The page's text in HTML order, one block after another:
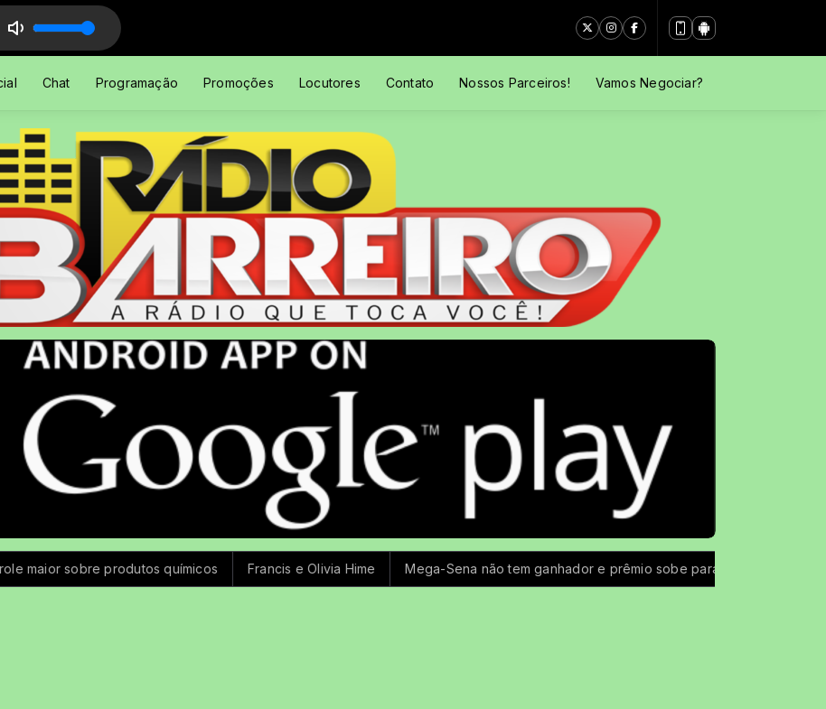
Chat Programação Promoções Locutores Contato Nossos Parceiros! Vamos Negociar?
químicos Francis e Olivia Hime Mega-Sena não tem ganhador e prêmio sobe para R$ 150 milhões Coffee Rock Uai